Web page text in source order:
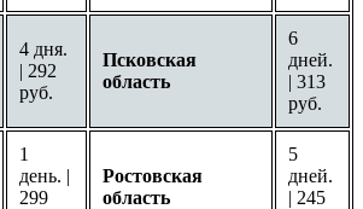
4 дня.
| 292
руб.
Псковская
область
6
дней.
| 313
руб.
1
день. |
299
Ростовская
область
5
дней.
| 245